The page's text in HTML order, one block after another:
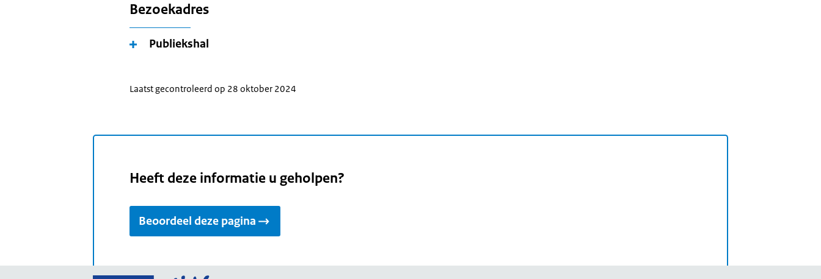
Bezoekadres
Publiekshal
Laatst gecontroleerd op 28 oktober 2024
Heeft deze informatie u geholpen?
Beoordeel deze pagina